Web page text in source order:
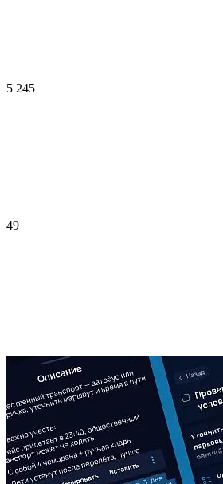
5 245
49